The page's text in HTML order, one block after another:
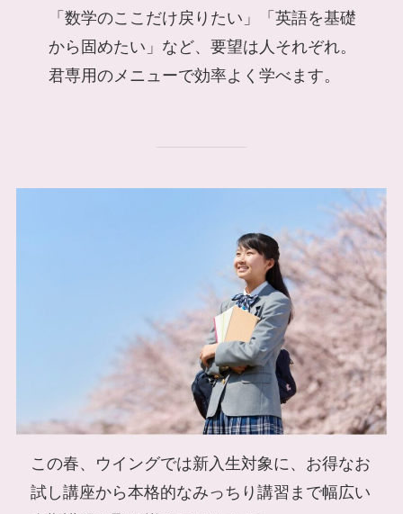
「数学のここだけ戻りたい」「英語を基礎
から固めたい」など、要望は人それぞれ。
君専用のメニューで効率よく学べます。
この春、ウイングでは新入生対象に、お得なお
試し講座から本格的なみっちり講習まで幅広い